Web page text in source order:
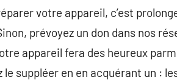
votre appareil, c’est
prévoyez un don dans nos
appareil fera des heureux
le suppléer en en acquérant un :